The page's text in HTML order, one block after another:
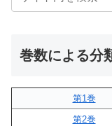
巻数による分
第1巻
第2巻